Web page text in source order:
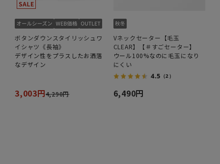
ボタンダウンスタイリッシュワ
イシャツ《長袖》
デザイン性をプラスしたお洒落
なデザイン
3,003円4,290円
Vネックセーター【毛玉
CLEAR】【＃すごセーター】
ウール100%なのに毛玉になり
にくい
4.5 （2）
6,490円